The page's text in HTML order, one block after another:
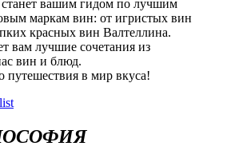
вашим гидом по лучшим
маркам вин: от игристых вин
красных вин Валтеллина.
вам лучшие сочетания из
вин и блюд.
путешествия в мир вкуса!